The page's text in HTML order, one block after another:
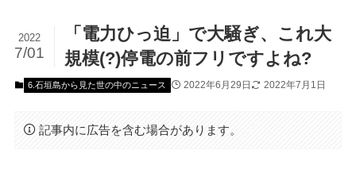
「電力ひっ迫」で大騒ぎ、これ大
規模(?)停電の前フリですよね?
2022
7/01
6.石垣島から見た世の中のニュース 2022年6月29日 2022年7月1日
記事内に広告を含む場合があります。